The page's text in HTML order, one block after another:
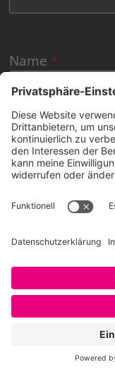
Name *
E-Mail-Adresse*